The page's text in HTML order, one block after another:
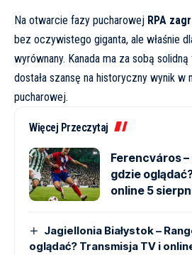
Na otwarcie fazy pucharowej RPA
bez oczywistego giganta, ale właśnie
wyrównany. Kanada ma za sobą
dostała szansę na historyczny wynik w
pucharowej.
Więcej Przeczytaj
Ferencváros
gdzie
online 5
Jagiellonia Białystok –
oglądać? Transmisja TV i